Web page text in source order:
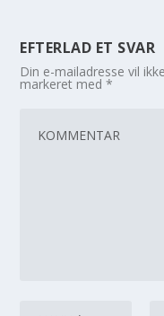
EFTERLAD ET SVAR
Din e-mailadresse vil
markeret med*